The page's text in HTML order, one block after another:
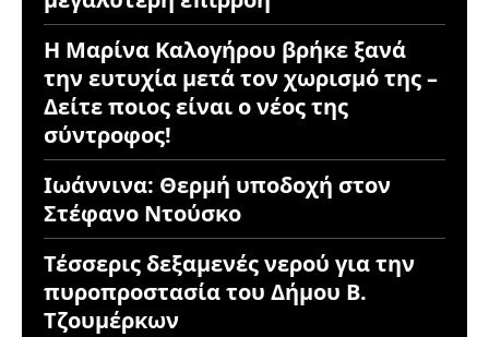
Η Μαρίνα Καλογήρου βρήκε ξανά
την ευτυχία μετά τον χωρισμό της –
Δείτε ποιος είναι ο νέος της
σύντροφος!
Ιωάννινα: Θερμή υποδοχή στον
Στέφανο Ντούσκο
Τέσσερις δεξαμενές νερού για την
πυροπροστασία του Δήμου Β.
Τζουμέρκων